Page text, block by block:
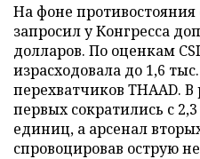
На фоне
запросил у Конгресса
долларов. По оценкам
израсходовала до 1,6
перехватчиков THAAD. В
первых сократились с
единиц, а арсенал
спровоцировав острую